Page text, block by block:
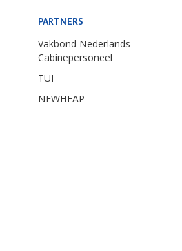
PARTNERS
Vakbond Nederlands
Cabinepersoneel
TUI
NEWHEAP